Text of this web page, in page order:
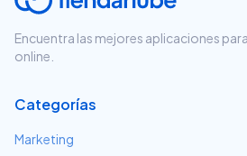
Encuentra las mejores aplicaciones
online.
Categorías
Marketing